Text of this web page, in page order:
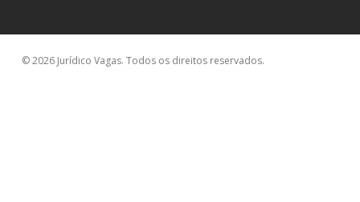
© 2026 Jurídico Vagas. Todos os direitos reservados.